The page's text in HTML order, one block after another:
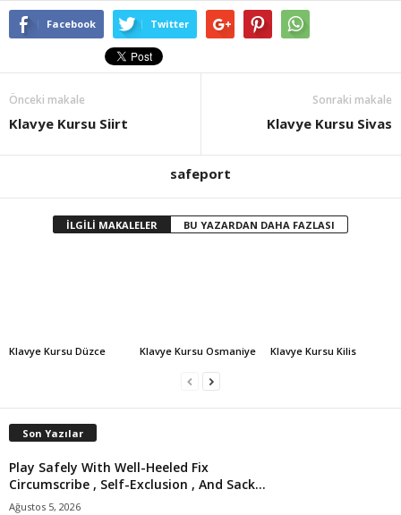
Facebook Twitter
Önceki makale
Klavye Kursu Siirt
Sonraki makale
Klavye Kursu Sivas
safeport
İLGİLİ MAKALELER BU YAZARDAN DAHA FAZLASI
Klavye Kursu Düzce Klavye Kursu Osmaniye Klavye Kursu Kilis
Son Yazılar
Play Safely With Well-Heeled Fix
Circumscribe , Self-Exclusion , And Sack...
Ağustos 5, 2026